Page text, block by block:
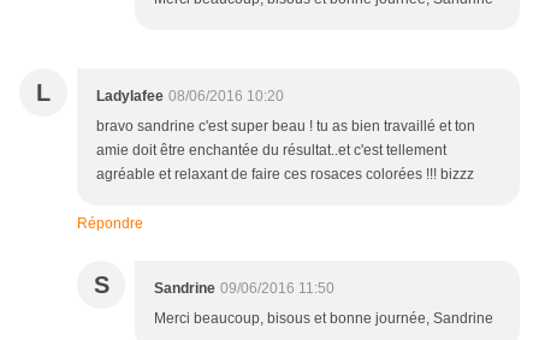
L Ladylafee 08/06/2016 10:20
bravo sandrine c'est super beau ! tu as bien travaillé et ton
amie doit être enchantée du résultat..et c'est tellement
agréable et relaxant de faire ces rosaces colorées !!! bizzz
Répondre
S Sandrine 09/06/2016 11:50
Merci beaucoup, bisous et bonne journée, Sandrine